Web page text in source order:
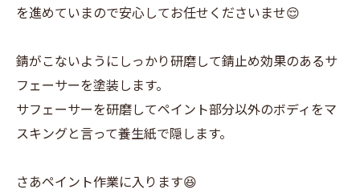
を進めていまので安心してお任せくださいませ😌
錆がこないようにしっかり研磨して錆止め効果のあるサ
フェーサーを塗装します。
サフェーサーを研磨してペイント部分以外のボディをマ
スキングと言って養生紙で隠します。
さあペイント作業に入ります😆